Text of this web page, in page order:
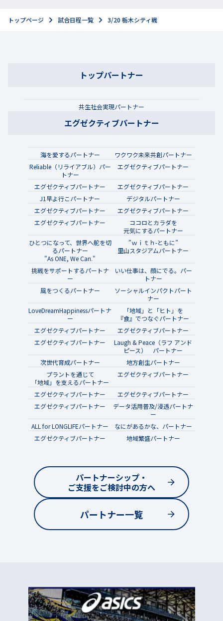
トップページ 試合日程一覧 3/20 栃木シティ戦
トップパートナー
共生社会実現パートナー
エグゼクティブパートナー
海を愛するパートナー
ワクワク未来共創パートナー
Reliable（リライアブル）パー
トナー
エグゼクティブパートナー
エグゼクティブパートナー
エグゼクティブパートナー
J1早よ行こパートナー
デジタルパートナー
エグゼクティブパートナー
エグゼクティブパートナー
エグゼクティブパートナー
ココロとカラダを
元気にするパートナー
ひとつになって、世界へ舵を切
るパートナー
"As ONE, We Can."
”ｗｉｔｈ-ともに”
里山スタジアムパートナー
挑戦をサポートするパートナ
ー
いい仕事は、顔にでる。パー
トナー
風をつくるパートナー
ソーシャルインパクトパート
ナー
LoveDreamHappinessパートナ
ー
「地域」と「ヒト」を
『食』でつなぐパートナー
エグゼクティブパートナー
エグゼクティブパートナー
エグゼクティブパートナー
Laugh & Peace（ラフ アンド
ピース） パートナー
次世代育成パートナー
地方創生パートナー
プラントを通じて
「地域」を支えるパートナー
エグゼクティブパートナー
エグゼクティブパートナー
エグゼクティブパートナー
エグゼクティブパートナー
データ活用普及/浸透パートナ
ー
ALL for LONGLIFEパートナー
なにがあるかな、パートナー
エグゼクティブパートナー
地域繁盛パートナー
パートナーシップ・
ご支援をご検討中の方へ
パートナー一覧